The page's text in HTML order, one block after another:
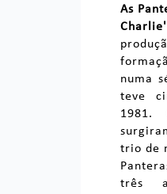
As
numa
teve
trio de
três